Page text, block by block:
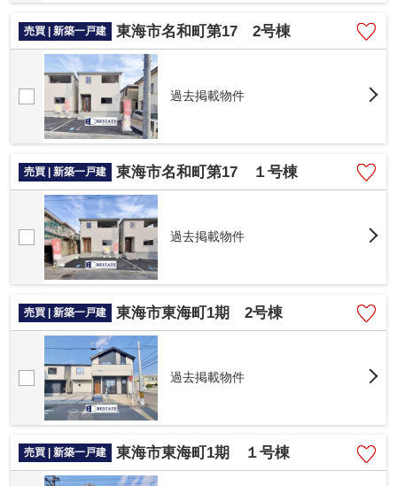
売買 | 新築一戸建 東海市名和町第17 2号棟
過去掲載物件
売買 | 新築一戸建 東海市名和町第17 １号棟
過去掲載物件
売買 | 新築一戸建 東海市東海町1期 2号棟
過去掲載物件
売買 | 新築一戸建 東海市東海町1期 １号棟